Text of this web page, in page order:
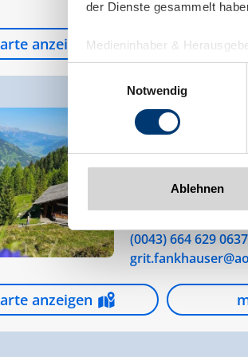
der Dienste gesammelt
Medieninhaber &
Zeller Bergbahnen Zillertal
Rohr 23// A-6280 Zell am Ziller
www.zillertalarena.com
Notwendig
Ablehnen
anzeigen
Karlalm (1.750 m)
Ramsberg
6284 Ramsau im
(0043) 664 629 0637
anzeigen